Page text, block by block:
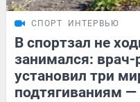
СПОРТ ИНТЕРВЬЮ
В спортзал не
занимался: врач-
установил три
подтягиваниям —